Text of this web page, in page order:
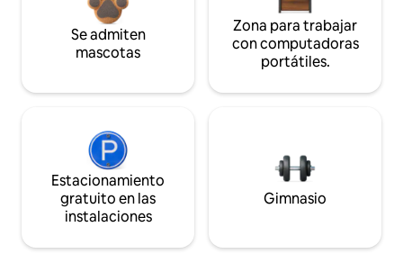
Se admiten
mascotas
Zona para trabajar
con computadoras
portátiles.
Estacionamiento
gratuito en las
instalaciones
Gimnasio